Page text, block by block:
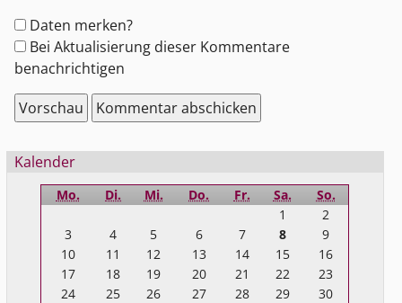
Formular-
Optionen
Daten merken?
Bei Aktualisierung dieser Kommentare
benachrichtigen
Seitenleiste
Kalender
Mo. Di. Mi. Do. Fr. Sa. So.
1
2
3
4 5 6 7 8
9
10
11 12 13 14 15
16
17
18 19 20 21 22
23
24
25 26 27 28 29
30